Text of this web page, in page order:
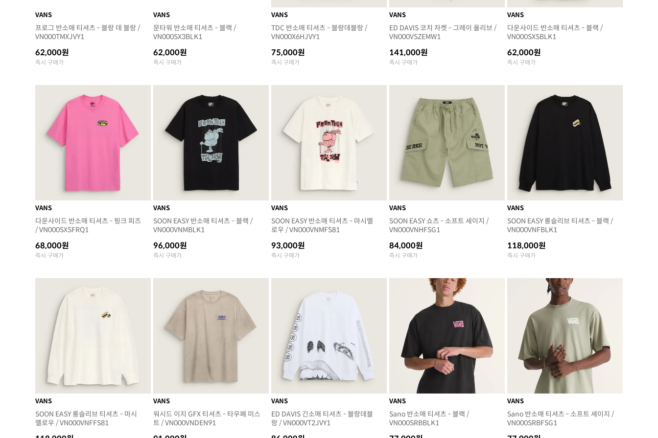
VANS
프로그 반소매 티셔츠 - 블랑 데 블랑 /
VN000TMXJVY1
62,000원
즉시 구매가
VANS
문타워 반소매 티셔츠 - 블랙 /
VN000SX3BLK1
62,000원
즉시 구매가
VANS
TDC 반소매 티셔츠 - 블랑데블랑 /
VN000X6HJVY1
75,000원
즉시 구매가
VANS
ED DAVIS 코치 자켓 - 그레이 올리브 /
VN000VSZEMW1
141,000원
즉시 구매가
VANS
다운사이드 반소매 티셔츠 - 블랙 /
VN000SXSBLK1
62,000원
즉시 구매가
VANS
다운사이드 반소매 티셔츠 - 핑크 피즈
/ VN000SXSFRQ1
68,000원
즉시 구매가
VANS
SOON EASY 반소매 티셔츠 - 블랙 /
VN000VNMBLK1
96,000원
즉시 구매가
VANS
SOON EASY 반소매 티셔츠 - 마시멜
로우 / VN000VNMFS81
93,000원
즉시 구매가
VANS
SOON EASY 쇼츠 - 소프트 세이지 /
VN000VNHFSG1
84,000원
즉시 구매가
VANS
SOON EASY 롱슬리브 티셔츠 - 블랙 /
VN000VNFBLK1
118,000원
즉시 구매가
VANS
SOON EASY 롱슬리브 티셔츠 - 마시
멜로우 / VN000VNFFS81
VANS
워시드 이지 GFX 티셔츠 - 타우페 미스
트 / VN000VNDEN91
VANS
ED DAVIS 긴소매 티셔츠 - 블랑데블
랑 / VN000VT2JVY1
VANS
Sano 반소매 티셔츠 - 블랙 /
VN000SRBBLK1
VANS
Sano 반소매 티셔츠 - 소프트 세이지 /
VN000SRBFSG1